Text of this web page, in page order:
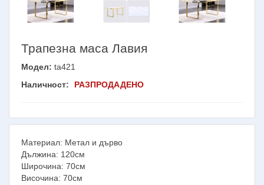
Трапезна маса Лавия
Модел: ta421
Наличност:
РАЗПРОДАДЕНО
Материал: Метал и дърво
Дължина: 120см
Широчина: 70см
Височина: 70см